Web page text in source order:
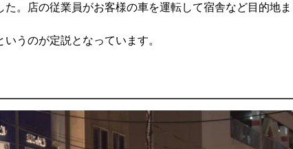
。店の従業員がお客様の車を運転して宿舎など目的地ま
うのが定説となっています。